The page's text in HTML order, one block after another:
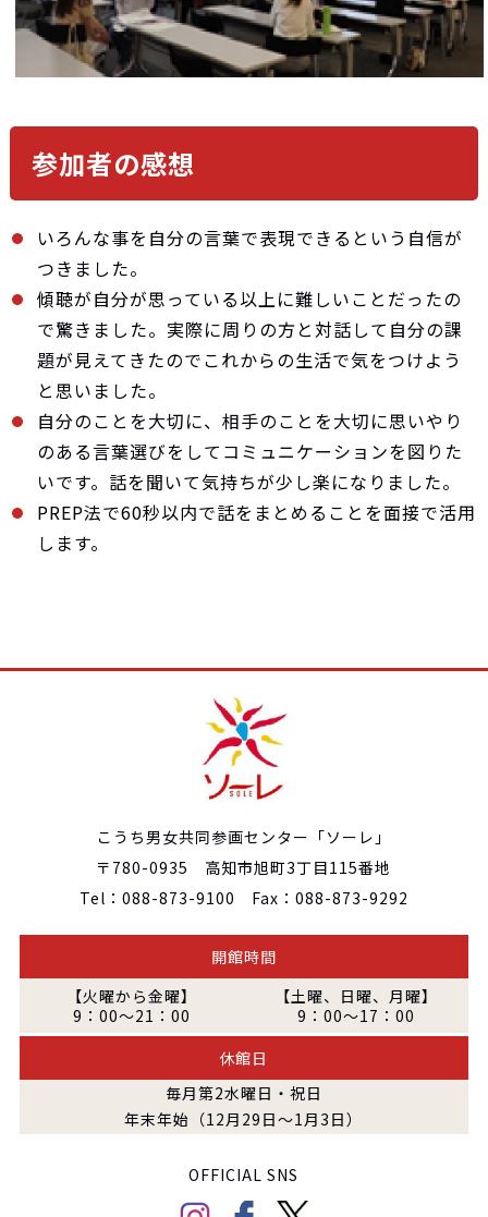
参加者の感想
いろんな事を自分の言葉で表現できるという自信が
つきました。
傾聴が自分が思っている以上に難しいことだったの
で驚きました。実際に周りの方と対話して自分の課
題が見えてきたのでこれからの生活で気をつけよう
と思いました。
自分のことを大切に、相手のことを大切に思いやり
のある言葉選びをしてコミュニケーションを図りた
いです。話を聞いて気持ちが少し楽になりました。
PREP法で60秒以内で話をまとめることを面接で活用
します。
こうち男女共同参画センター「ソーレ」
〒780-0935 高知市旭町3丁目115番地
Tel：088-873-9100 Fax：088-873-9292
開館時間
【火曜から金曜】
9：00～21：00
【土曜、日曜、月曜】
9：00～17：00
休館日
毎月第2水曜日・祝日
年末年始（12月29日～1月3日）
OFFICIAL SNS